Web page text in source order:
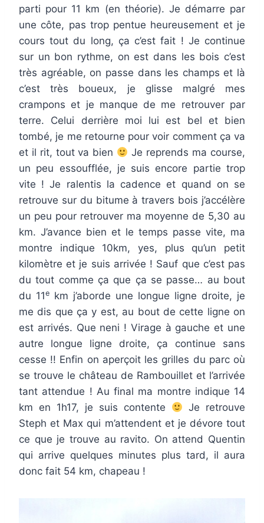
parti pour 11 km (en théorie). Je démarre par
une côte, pas trop pentue heureusement et je
cours tout du long, ça c’est fait ! Je continue
sur un bon rythme, on est dans les bois c’est
très agréable, on passe dans les champs et là
c’est très boueux, je glisse malgré mes
crampons et je manque de me retrouver par
terre. Celui derrière moi lui est bel et bien
tombé, je me retourne pour voir comment ça va
et il rit, tout va bien
Je reprends ma course,
un peu essoufflée, je suis encore partie trop
vite ! Je ralentis la cadence et quand on se
retrouve sur du bitume à travers bois j’accélère
un peu pour retrouver ma moyenne de 5,30 au
km. J’avance bien et le temps passe vite, ma
montre indique 10km, yes, plus qu’un petit
kilomètre et je suis arrivée ! Sauf que c’est pas
du tout comme ça que ça se passe… au bout
du 11e km j’aborde une longue ligne droite, je
me dis que ça y est, au bout de cette ligne on
est arrivés. Que neni ! Virage à gauche et une
autre longue ligne droite, ça continue sans
cesse !! Enfin on aperçoit les grilles du parc où
se trouve le château de Rambouillet et l’arrivée
tant attendue ! Au final ma montre indique 14
km en 1h17, je suis contente
Je retrouve
Steph et Max qui m’attendent et je dévore tout
ce que je trouve au ravito. On attend Quentin
qui arrive quelques minutes plus tard, il aura
donc fait 54 km, chapeau !